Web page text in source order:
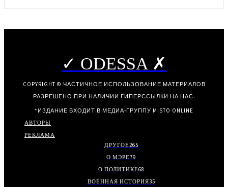
✓ ODESSA ✗
COPYRIGHT © ЧАСТИЧНОЕ ИСПОЛЬЗОВАНИЕ МАТЕРИАЛОВ
РАЗРЕШЕНО ПРИ НАЛИЧИИ ГИПЕРССЫЛКИ НА НАС.
*ИЗДАНИЕ ВХОДИТ В МЕДИА-ГРУППУ MISTO ONLINE
АВТОРЫ
РЕКЛАМА
ДРУГОЕ265
О МЭРЕ79
О ПОЛИТИКЕ68
ВОЕННАЯ ИСТОРИЯ35